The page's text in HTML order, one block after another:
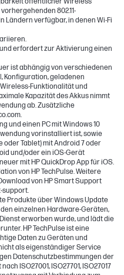
802.11-
verfügbar, in denen Wi-Fi
erfordert zur Aktivierung einen
ist abhängig von verschiedenen
Konfiguration, geladenen
Funktionalität und
Kapazität des Akkus nimmt
ab. Zusätzliche
und einen PC mit Windows 10
vorinstalliert ist, sowie
Tablet) mit Android 7 oder
und/oder ein iOS-Gerät
mit HP QuickDrop App für iOS.
von HP TechPulse. Weitere
von HP Smart Support
support.
Produkte über Windows Update
einzelnen Hardware-Geräten,
erworben wurde, und lädt die
HP TechPulse ist eine
Daten zu Geräten und
als eigenständiger Service
Datenschutzbestimmungen der
ISO27001, ISO27701, ISO27017